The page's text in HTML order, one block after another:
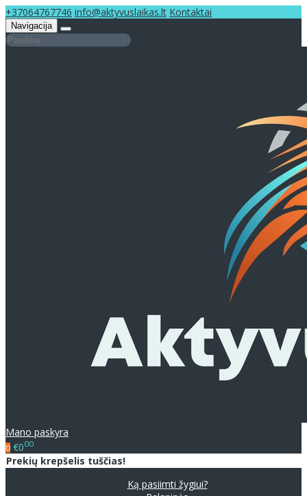
+37064767746 info@aktyvuslaikas.lt Kontaktai
Navigacija
Mano paskyra
0 €000
Prekių krepšelis tuščias!
Ką pasiimti žygiui?